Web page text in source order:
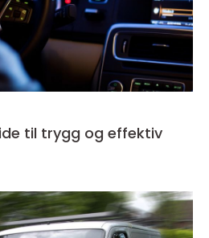
til trygg og effektiv